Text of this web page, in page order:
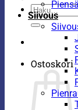
Etsi:
Ostoskori
Siivous